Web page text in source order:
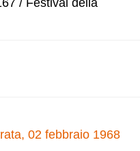
/ Festival della
02 febbraio 1968